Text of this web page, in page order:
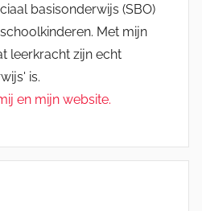
basisonderwijs (SBO)
Met mijn
leerkracht zijn echt
is.
en mijn website.